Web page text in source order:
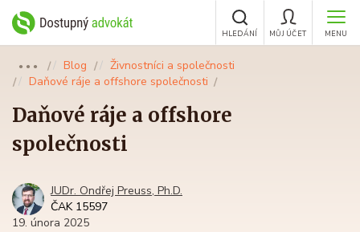
MENU
MŮJ ÚČET
HLEDÁNÍ
●●● Blog
Živnostníci a společnosti
Daňové ráje a offshore společnosti
Daňové ráje a offshore
společnosti
JUDr. Ondřej Preuss, Ph.D.
ČAK 15597
19. února 2025